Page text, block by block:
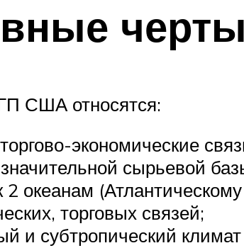
черты
США относятся:
экономические
сырьевой
океанам
торговых связей;
и субтропический климат